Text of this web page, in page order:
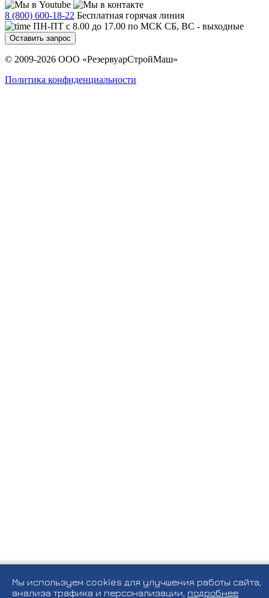
8 (800) 600-18-22 Бесплатная горячая линия
ПН-ПТ с 8.00 до 17.00 по МСК СБ, ВС - выходные
Оставить запрос
© 2009-2026 ООО «РезервуарСтройМаш»
Политика конфиденциальности
Мы используем cookies для улучшения работы сайта,
анализа трафика и персонализации, подробнее